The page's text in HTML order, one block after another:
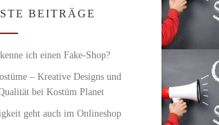
BEITRÄGE
ich einen Fake-Shop?
– Kreative Designs und
bei Kostüm Planet
geht auch im Onlineshop